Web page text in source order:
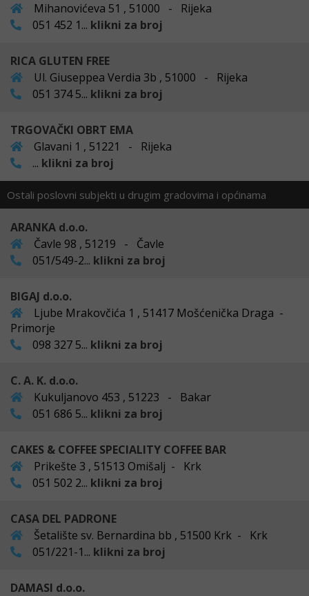
Mihanovićeva 51 , 51000 - Rijeka
051 452 1... klikni za broj
RICA GLUTEN FREE
Ul. Giuseppea Verdia 3b , 51000 - Rijeka
051 374 5... klikni za broj
TRGOVAČKI OBRT EMA
Glavani 1 , 51221 - Rijeka
... klikni za broj
Ostali poslovni subjekti u drugim gradovima i općinama
ARANKA d.o.o.
Čavle 98 , 51219 - Čavle
051/549-2... klikni za broj
BIGAJ d.o.o.
Ljube Mrakovčića 1 , 51417 Mošćenička Draga -
Primorje
098 327 5... klikni za broj
C. A. K. d.o.o.
Kukuljanovo 453 , 51223 - Bakar
051 686 5... klikni za broj
CAKES & COFFEE SPECIALITY COFFEE BAR
Prikešte 3 , 51513 Omišalj - Krk
051 502 2... klikni za broj
CASA DEL PADRONE
Šetalište sv. Bernardina bb , 51500 Krk - Krk
051/221-1... klikni za broj
DAMASI d.o.o.